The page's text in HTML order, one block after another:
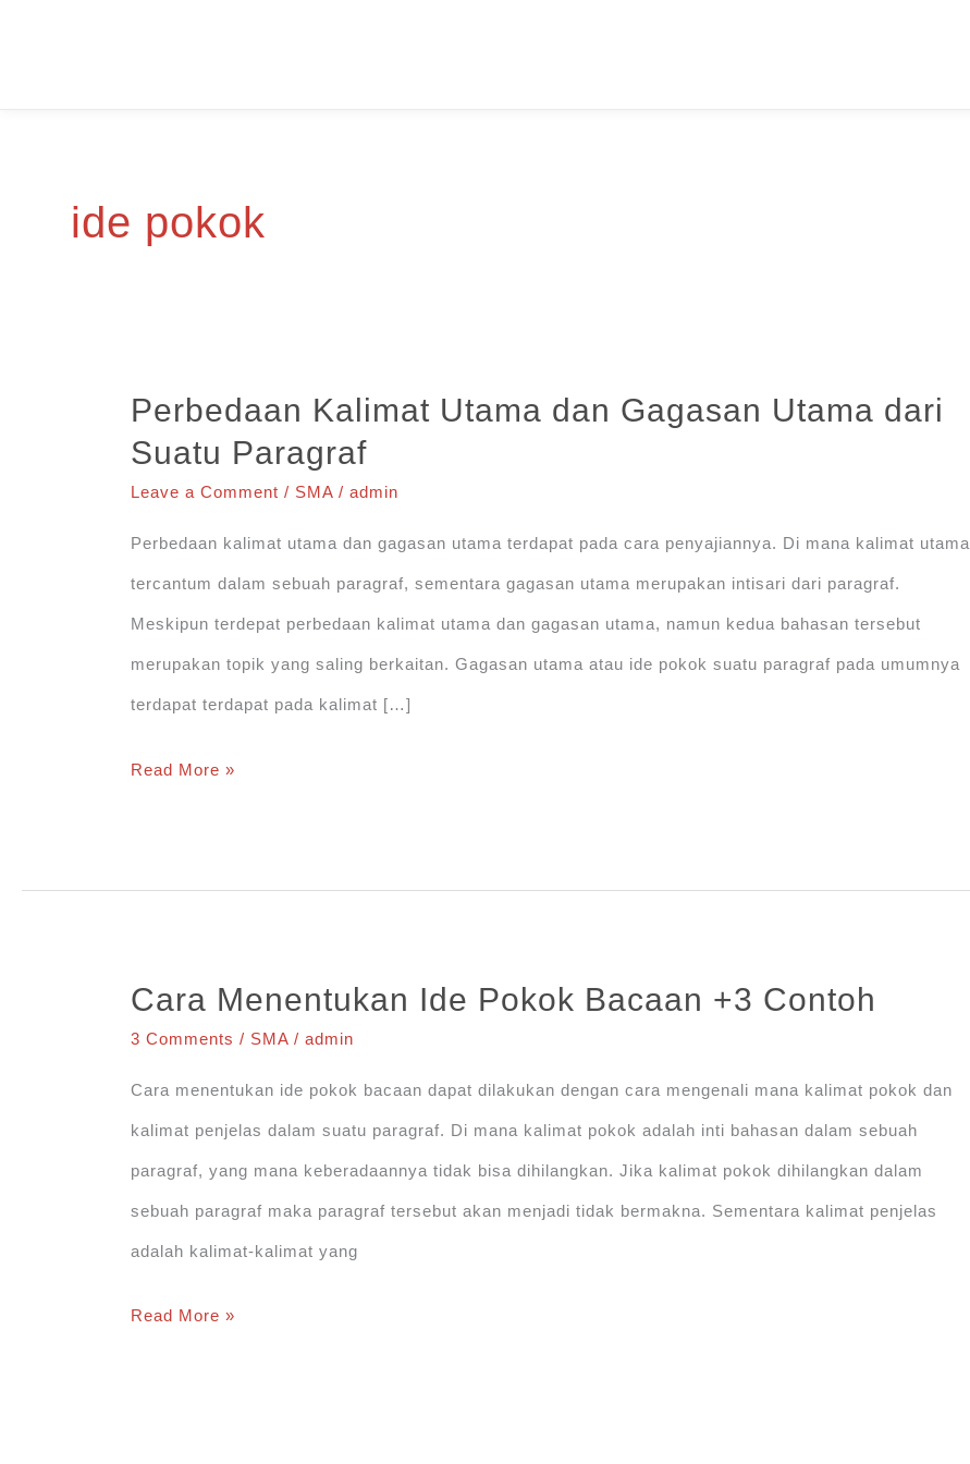
ide pokok
Perbedaan Kalimat Utama dan Gagasan Utama dari
Suatu Paragraf
Leave a Comment / SMA /admin
Perbedaan kalimat utama dan gagasan utama terdapat pada cara penyajiannya. Di mana kalimat utama
tercantum dalam sebuah paragraf, sementara gagasan utama merupakan intisari dari paragraf.
Meskipun terdepat perbedaan kalimat utama dan gagasan utama, namun kedua bahasan tersebut
merupakan topik yang saling berkaitan. Gagasan utama atau ide pokok suatu paragraf pada umumnya
terdapat terdapat pada kalimat […]
Perbedaan
dan
dari
Suatu
Paragraf
Read More »
Cara Menentukan Ide Pokok Bacaan +3 Contoh
3 Comments / SMA /admin
Cara menentukan ide pokok bacaan dapat dilakukan dengan cara mengenali mana kalimat pokok dan
kalimat penjelas dalam suatu paragraf. Di mana kalimat pokok adalah inti bahasan dalam sebuah
paragraf, yang mana keberadaannya tidak bisa dihilangkan. Jika kalimat pokok dihilangkan dalam
sebuah paragraf maka paragraf tersebut akan menjadi tidak bermakna. Sementara kalimat penjelas
adalah kalimat-kalimat yang
Cara
Read More »